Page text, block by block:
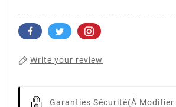
Write your review
Garanties Sécurité(à Modifier